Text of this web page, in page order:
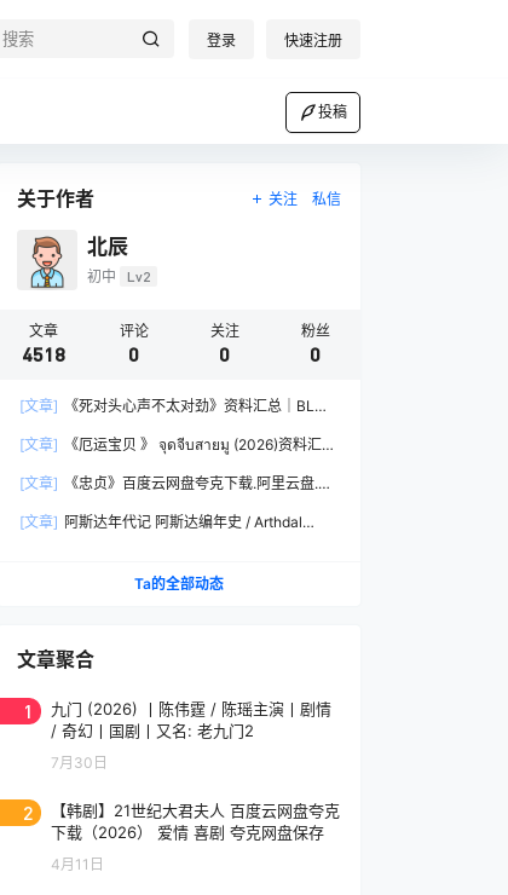
登录 快速注册
投稿
关于作者 关注 私信
北辰
初中 Lv2
文章
4518
评论
0
关注
0
粉丝
0
[文章]
《死对头心声不太对劲》资料汇总｜BL剧
[文章]
《厄运宝贝 》 จุดจีบสายมู (2026)资料汇总
[文章]
《忠贞》百度云网盘夸克下载.阿里云盘.中
[文章] 阿斯达年代记 阿斯达编年史 / Arthdal
Ta的全部动态
文章聚合
1
九门 (2026) 丨陈伟霆 / 陈瑶主演丨剧情
/ 奇幻丨国剧丨又名: 老九门2
7月30日
2
【韩剧】21世纪大君夫人 百度云网盘夸克
下载（2026） 爱情 喜剧 夸克网盘保存
4月11日